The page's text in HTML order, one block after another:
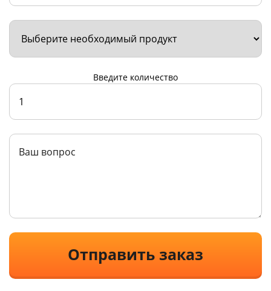
Введите количество
Отправить заказ